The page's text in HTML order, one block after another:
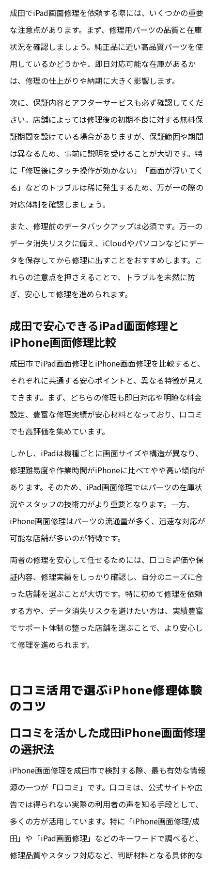
成田でiPad画面修理を依頼する際には、いくつかの重要
な注意点があります。まず、修理用パーツの品質と在庫
状況を確認しましょう。純正品に近い高品質パーツを使
用しているかどうかや、即日対応可能な在庫があるか
は、修理の仕上がりや納期に大きく影響します。
次に、保証内容とアフターサービスも必ず確認してくだ
さい。店舗によっては修理後の初期不良に対する無料保
証期間を設けている場合がありますが、保証範囲や期間
は異なるため、事前に説明を受けることが大切です。特
に「修理後にタッチ操作が効かない」「画面が浮いてく
る」などのトラブルは稀に発生するため、万が一の際の
対応体制を確認しましょう。
また、修理前のデータバックアップは必須です。万一の
データ消失リスクに備え、iCloudやパソコンなどにデー
タを保存してから修理に出すことをおすすめします。こ
れらの注意点を押さえることで、トラブルを未然に防
ぎ、安心して修理を進められます。
成田で安心できるiPad画面修理と
iPhone画面修理比較
成田市でiPad画面修理とiPhone画面修理を比較すると、
それぞれに共通する安心ポイントと、異なる特徴が見え
てきます。まず、どちらの修理も即日対応や明瞭な料金
設定、豊富な修理実績が安心材料となっており、口コミ
でも高評価を集めています。
しかし、iPadは機種ごとに画面サイズや構造が異なり、
修理難易度や作業時間がiPhoneに比べてやや高い傾向が
あります。そのため、iPad画面修理ではパーツの在庫状
況やスタッフの技術力がより重要となります。一方、
iPhone画面修理はパーツの流通量が多く、迅速な対応が
可能な店舗が多いのが特徴です。
両者の修理を安心して任せるためには、口コミ評価や保
証内容、修理実績をしっかり確認し、自分のニーズに合
った店舗を選ぶことが大切です。特に初めて修理を依頼
する方や、データ消失リスクを避けたい方は、実績豊富
でサポート体制の整った店舗を選ぶことで、より安心し
て修理を進められます。
口コミ活用で選ぶiPhone修理体験
のコツ
口コミを活かした成田iPhone画面修理
の選択法
iPhone画面修理を成田市で検討する際、最も有効な情報
源の一つが「口コミ」です。口コミは、公式サイトや広
告では得られない実際の利用者の声を知る手段として、
多くの方が活用しています。特に「iPhone画面修理/成
田」や「iPad画面修理」などのキーワードで調べると、
修理品質やスタッフ対応など、判断材料となる具体的な